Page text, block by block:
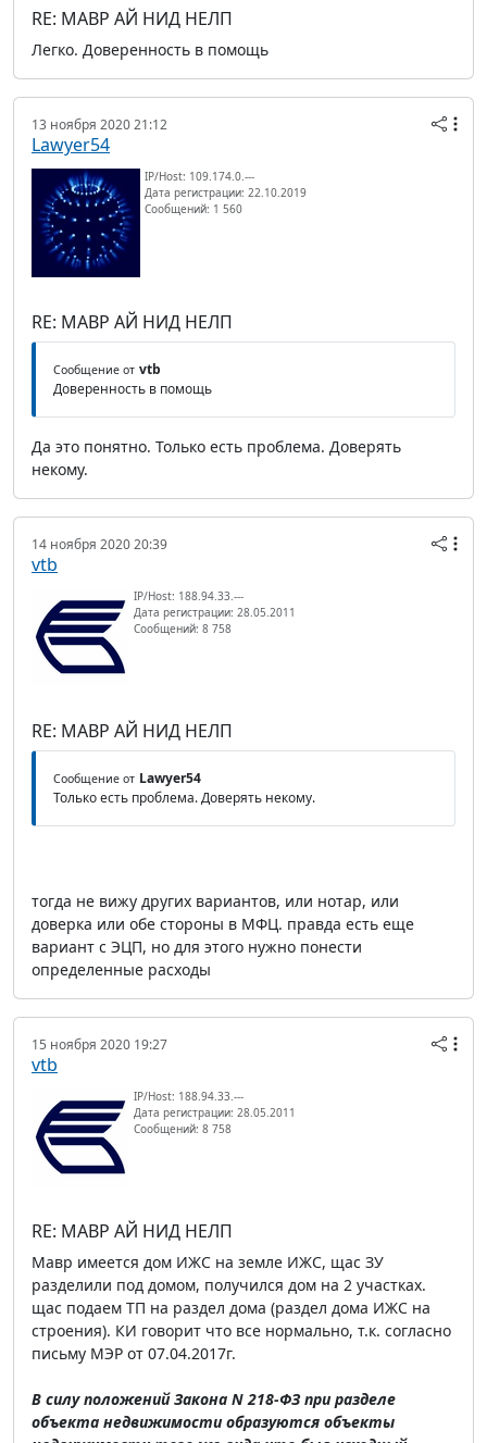
RE: МАВР АЙ НИД НЕЛП
Легко. Доверенность в помощь
13 ноября 2020 21:12
Lawyer54
IP/Host: 109.174.0.---
Дата регистрации: 22.10.2019
Сообщений: 1 560
RE: МАВР АЙ НИД НЕЛП
Сообщение от vtb
Доверенность в помощь
Да это понятно. Только есть проблема. Доверять
некому.
14 ноября 2020 20:39
vtb
IP/Host: 188.94.33.---
Дата регистрации: 28.05.2011
Сообщений: 8 758
RE: МАВР АЙ НИД НЕЛП
Сообщение от Lawyer54
Только есть проблема. Доверять некому.
тогда не вижу других вариантов, или нотар, или
доверка или обе стороны в МФЦ. правда есть еще
вариант с ЭЦП, но для этого нужно понести
определенные расходы
15 ноября 2020 19:27
vtb
IP/Host: 188.94.33.---
Дата регистрации: 28.05.2011
Сообщений: 8 758
RE: МАВР АЙ НИД НЕЛП
Мавр имеется дом ИЖС на земле ИЖС, щас ЗУ
разделили под домом, получился дом на 2 участках.
щас подаем ТП на раздел дома (раздел дома ИЖС на
строения). КИ говорит что все нормально, т.к. согласно
письму МЭР от 07.04.2017г.
В силу положений Закона N 218-ФЗ при разделе
объекта недвижимости образуются объекты